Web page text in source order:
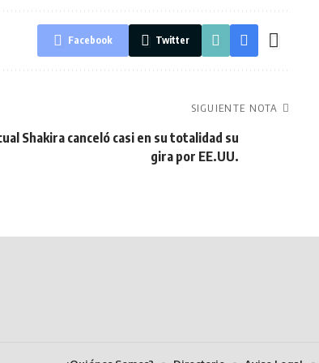
Facebook Twitter
SIGUIENTE NOTA
Shakira canceló casi en su totalidad su
gira por EE.UU.